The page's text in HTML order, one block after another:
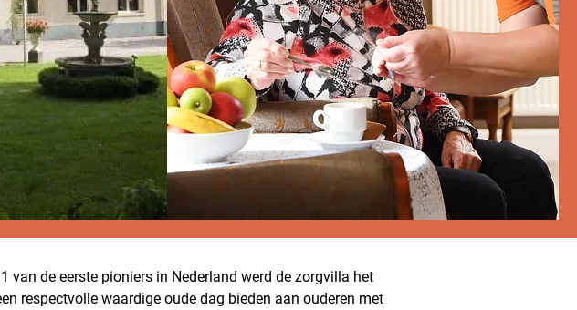
de eerste pioniers in Nederland werd de zorgvilla het
respectvolle waardige oude dag bieden aan ouderen met